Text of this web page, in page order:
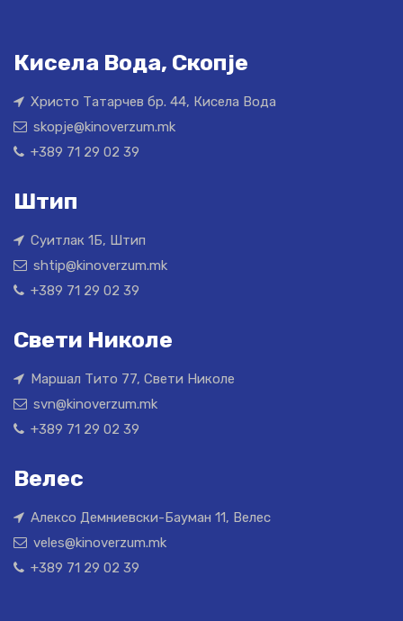
Кисела Вода, Скопје
Христо Татарчев бр. 44, Кисела Вода
skopje@kinoverzum.mk
+389 71 29 02 39
Штип
Суитлак 1Б, Штип
shtip@kinoverzum.mk
+389 71 29 02 39
Свети Николе
Маршал Тито 77, Свети Николе
svn@kinoverzum.mk
+389 71 29 02 39
Велес
Алексо Демниевски-Бауман 11, Велес
veles@kinoverzum.mk
+389 71 29 02 39